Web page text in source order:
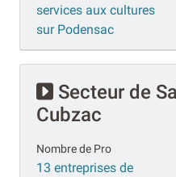
services aux cultures
sur Podensac
Secteur de
Cubzac
Nombre de Pro
13 entreprises de